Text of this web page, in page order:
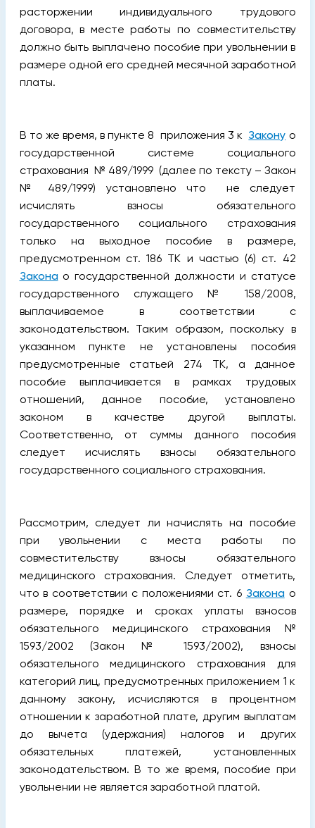
расторжении индивидуального трудового
договора, в месте работы по совместительству
должно быть выплачено пособие при увольнении в
размере одной его средней месячной заработной
платы.
В то же время, в пункте 8 приложения 3 к Закону о
государственной системе социального
страхования № 489/1999 (далее по тексту – Закон
№ 489/1999) установлено что не следует
исчислять взносы обязательного
государственного социального страхования
только на выходное пособие в размере,
предусмотренном ст. 186 TK и частью (6) ст. 42
Законао государственной должности и статусе
государственного служащего № 158/2008,
выплачиваемое в соответствии с
законодательством. Таким образом, поскольку в
указанном пункте не установлены пособия
предусмотренные статьей 274 TK, а данное
пособие выплачивается в рамках трудовых
отношений, данное пособие, установлено
законом в качестве другой выплаты.
Соответственно, от суммы данного пособия
следует исчислять взносы обязательного
государственного социального страхования.
Рассмотрим, следует ли начислять на пособие
при увольнении с места работы по
совместительству взносы обязательного
медицинского страхования. Следует отметить,
что в соответствии с положениями ст. 6 Законао
размере, порядке и сроках уплаты взносов
обязательного медицинского страхования №
1593/2002 (Закон № 1593/2002), взносы
обязательного медицинского страхо­вания для
категорий лиц, предусмотренных приложением 1 к
данному закону, исчисляются в процентном
отношении к заработной плате, другим выплатам
до вычета (удержания) налогов и других
обязательных платежей, установленных
законодательством. В то же время, пособие при
увольнении не является заработной платой.